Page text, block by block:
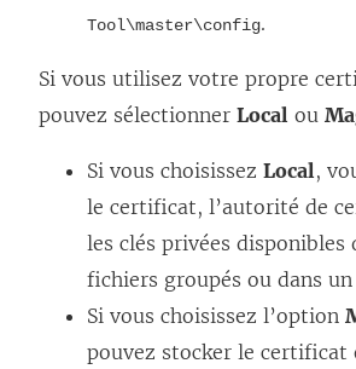
Tool\master\config.
Si vous utilisez votre propre
pouvez sélectionner Local ou
Si vous choisissez Local,
le certificat, l’autorité de
les clés privées disponibles
fichiers groupés ou dans
Si vous choisissez l’option
pouvez stocker le certificat